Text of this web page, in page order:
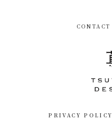
CONTACT
PRIVACY POLICY